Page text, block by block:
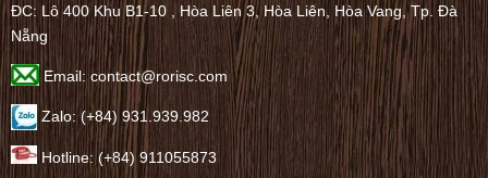
ĐC: Lô 400 Khu B1-10 , Hòa Liên 3, Hòa Liên, Hòa Vang, Tp. Đà
Nẵng
Email: contact@rorisc.com
Zalo: (+84) 931.939.982
Hotline: (+84) 911055873